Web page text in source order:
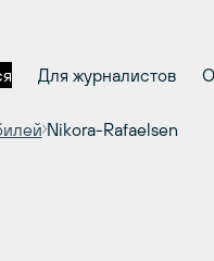
Для журналистов
Nikora-Rafaelsen